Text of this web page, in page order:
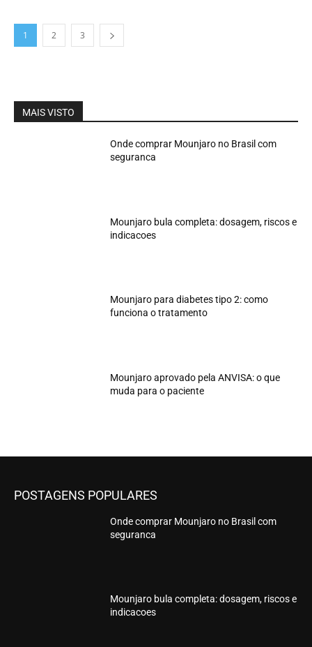
1 2 3
MAIS VISTO
Onde comprar Mounjaro no Brasil com
seguranca
Mounjaro bula completa: dosagem, riscos e
indicacoes
Mounjaro para diabetes tipo 2: como
funciona o tratamento
Mounjaro aprovado pela ANVISA: o que
muda para o paciente
POSTAGENS POPULARES
Onde comprar Mounjaro no Brasil com
seguranca
Mounjaro bula completa: dosagem, riscos e
indicacoes